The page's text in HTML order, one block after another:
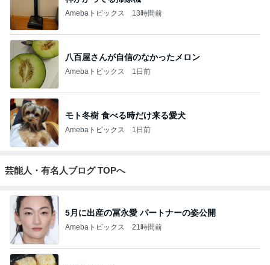
Amebaトピックス 13時間前
八百屋さんが自信のなかったメロン
Amebaトピックス 1日前
モト冬樹 食べる時だけ来る愛犬
Amebaトピックス 1日前
芸能人・有名人ブログ TOPへ
5月に出産の冨永愛 パートナーの姿公開
Amebaトピックス 21時間前